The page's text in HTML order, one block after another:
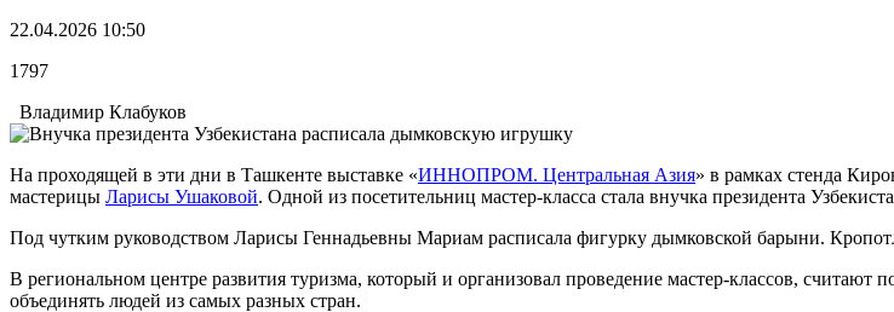
22.04.2026 10:50
1797
Владимир Клабуков
На проходящей в эти дни в Ташкенте выставке «ИННОПРОМ. Центральная Азия» в рамках стенда
мастерицы Ларисы Ушаковой. Одной из посетительниц мастер-класса стала внучка президента
Под чутким руководством Ларисы Геннадьевны Мариам расписала фигурку дымковской барыни.
В региональном центре развития туризма, который и организовал проведение мастер-классов,
объединять людей из самых разных стран.